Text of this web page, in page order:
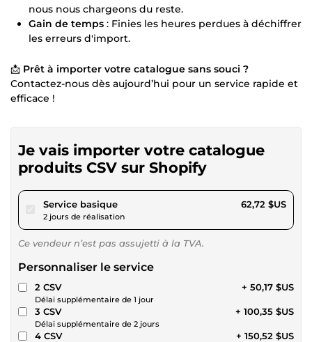
nous nous chargeons du reste.
Gain de temps : Finies les heures perdues à déchiffrer
les erreurs d'import.
📩 Prêt à importer votre catalogue sans souci ?
Contactez-nous dès aujourd’hui pour un service rapide et
efficace !
Je vais importer votre catalogue
produits CSV sur Shopify
Service basiquepour 57,81 $US
2 jours de réalisation
62,72 $US
Ce vendeur n’est pas assujetti à la TVA.
Personnaliser le service
2 CSV
Délai supplémentaire de 1 jour
+ 50,17 $US
3 CSV
Délai supplémentaire de 2 jours
+ 100,35 $US
4 CSV + 150,52 $US